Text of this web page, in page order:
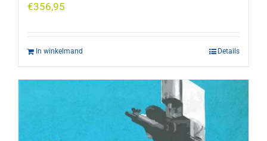
€356,95
In winkelmand Details